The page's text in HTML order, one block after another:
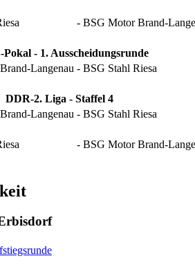
- BSG Motor Brand-
- 1. Ausscheidungsrunde
Langenau - BSG Stahl Riesa
DDR-2. Liga - Staffel 4
Langenau - BSG Stahl Riesa
- BSG Motor Brand-